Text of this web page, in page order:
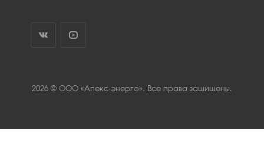
2026 © ООО «Апекс-энерго». Все права защищены.